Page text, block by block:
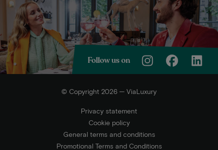
Follow us on
© Copyright 2026 — ViaLuxury
Privacy statement
Cookie policy
General terms and conditions
Promotional Terms and Conditions